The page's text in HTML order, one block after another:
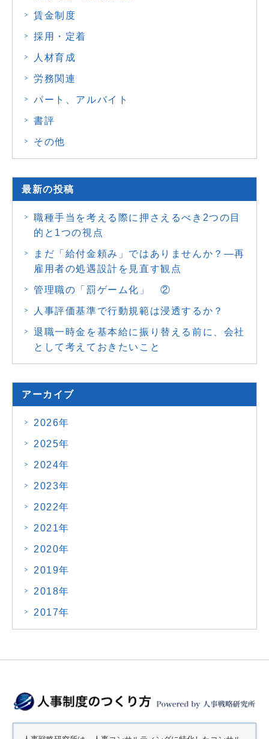
賃金制度
採用・定着
人材育成
労務関連
パート、アルバイト
書評
その他
最新の投稿
職種手当を考える際に押さえるべき2つの目
的と1つの視点
まだ「給付金頼み」ではありませんか？―再
雇用者の処遇設計を見直す観点
管理職の「罰ゲーム化」 ②
人事評価基準で行動規範は浸透するか？
退職一時金を基本給に振り替える前に、会社
として考えておきたいこと
アーカイブ
2026年
2025年
2024年
2023年
2022年
2021年
2020年
2019年
2018年
2017年